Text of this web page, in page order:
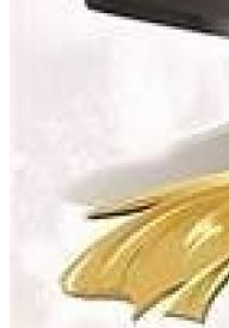
الحيواني
الزينة
الزراعية
الخضر
الغذائية
الحيوية
الزراعى
المحاصيل
الزراعية